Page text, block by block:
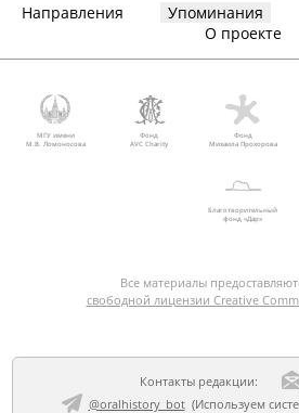
Направления Упоминания
О проекте
МГУ имени
М.В. Ломоносова
Фонд
AVC Charity
Фонд
Михаила Прохорова
Благотворительный
фонд «Дар»
Все материалы
свободной лицензии Creative
Контакты редакции:
@oralhistory_bot(Используем